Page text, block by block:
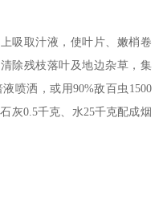
吸取汁液，使叶片、嫩梢卷
除残枝落叶及地边杂草，集
喷洒，或用90%敌百虫1500
灰0.5千克、水25千克配成烟